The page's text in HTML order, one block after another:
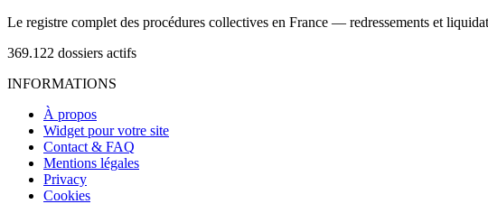
Le registre complet des procédures collectives en France — redressements et
369.122 dossiers actifs
INFORMATIONS
À propos
Widget pour votre site
Contact & FAQ
Mentions légales
Privacy
Cookies